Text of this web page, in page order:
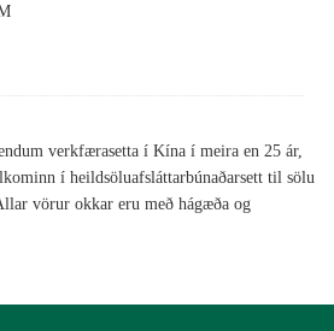
verkfærasetta í Kína í meira en 25 ár,
í heildsöluafsláttarbúnaðarsett til sölu
vörur okkar eru með hágæða og